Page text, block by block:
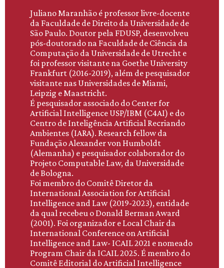
Juliano Maranhão é professor livre-docente
da Faculdade de Direito da Universidade de
São Paulo. Doutor pela FDUSP, desenvolveu
pós-doutorado na Faculdade de Ciência da
Computação da Universidade de Utrecht e
foi professor visitante na Goethe University
Frankfurt (2016-2019), além de pesquisador
visitante nas Universidades de Miami,
Leipzig e Maastricht.
É pesquisador associado do Center for
Artificial Intelligence USP/IBM (C4AI) e do
Centro de Inteligência Artificial Recriando
Ambientes (IARA). Research fellow da
Fundação Alexander von Humboldt
(Alemanha) e pesquisador colaborador do
Projeto Computable Law, da Universidade
de Bologna.
Foi membro do Comitê Diretor da
International Association for Artificial
Intelligence and Law (2019-2023), entidade
da qual recebeu o Donald Berman Award
(2001). Foi organizador e Local Chair da
International Conference on Artificial
Intelligence and Law- ICAIL 2021 e nomeado
Program Chair da ICAIL 2025. É membro do
Comitê Editorial do Artificial Intelligence